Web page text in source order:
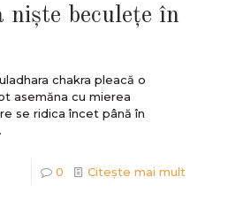
niște beculețe în
chakra pleacă o
asemăna cu mierea
se ridica încet până în
0 Citește mai mult